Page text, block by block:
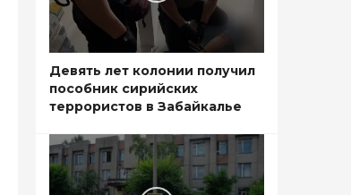
Девять лет колонии получил
пособник сирийских
террористов в Забайкалье